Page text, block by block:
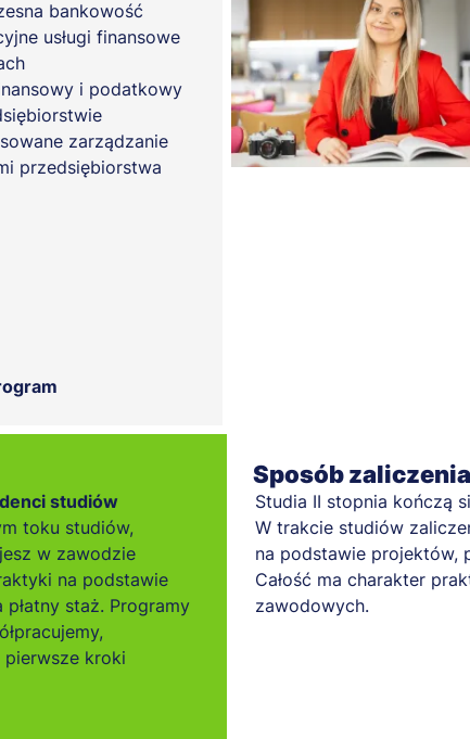
bankowość
usługi finansowe
i podatkowy
zarządzanie
przedsiębiorstwa
studiów
toku studiów,
w zawodzie
na podstawie
staż. Programy
pierwsze kroki
Sposób
Studia II stopnia kończą
W trakcie studiów
na podstawie projektów,
Całość ma charakter
zawodowych.